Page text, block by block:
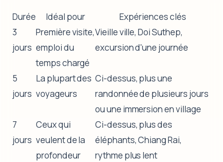
Durée Idéal pour
Expériences clés
3
jours
Première visite,
emploi du
temps chargé
Vieille ville, Doi Suthep,
excursion d'une journée
5
jours
La plupart des
voyageurs
Ci-dessus, plus une
randonnée de plusieurs jours
ou une immersion en village
7
jours
Ceux qui
veulent de la
profondeur
Ci-dessus, plus des
éléphants, Chiang Rai,
rythme plus lent